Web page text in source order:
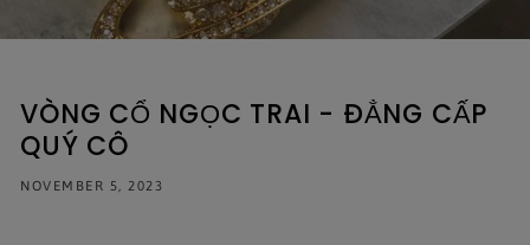
VÒNG CỔ NGỌC TRAI - ĐẲNG CẤP
QUÝ CÔ
NOVEMBER 5, 2023